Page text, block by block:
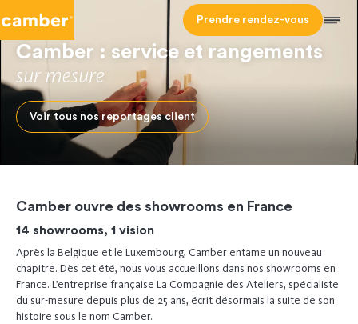
Prendre rendez-vous Menu
Camber : service et rangements
sur mesure
Voir tous nos reportages client
Camber ouvre des showrooms en France
14 showrooms, 1 vision
Après la Belgique et le Luxembourg, Camber entame un nouveau
chapitre. Dès cet été, nous vous accueillons dans nos showrooms en
France. L’entreprise française La Compagnie des Ateliers, spécialiste
du sur-mesure depuis plus de 25 ans, écrit désormais la suite de son
histoire sous le nom Camber.